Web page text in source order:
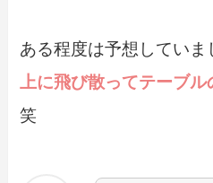
ある程度は予想していま
上に飛び散ってテーブ
笑